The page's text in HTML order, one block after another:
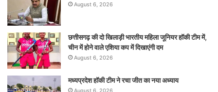
August 6, 2026
छत्तीसगढ़ की दो खिलाड़ी भारतीय महिला जूनियर हॉकी टीम में,
चीन में होने वाले एशिया कप में दिखाएंगी दम
August 6, 2026
मध्यप्रदेश हॉकी टीम ने रचा जीत का नया अध्याय
August 6, 2026